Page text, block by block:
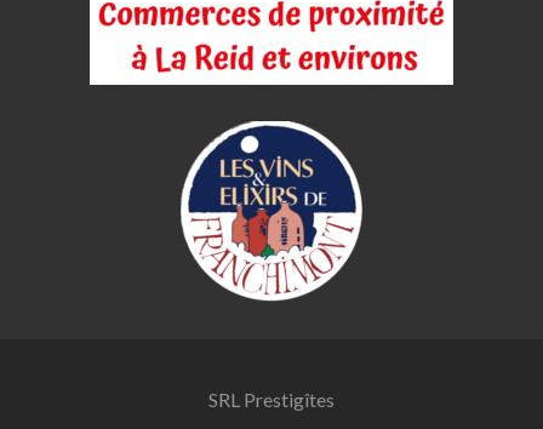
SRL Prestigîtes